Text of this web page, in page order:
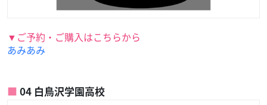
▼ご予約・ご購入はこちらから
あみあみ
04 白鳥沢学園高校